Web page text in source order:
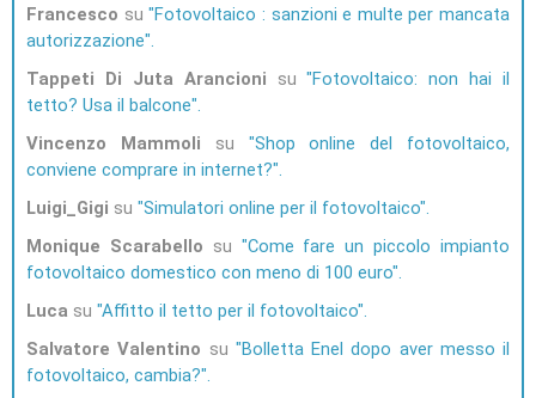
Francesco su Fotovoltaico : sanzioni e multe per mancata
autorizzazione
Tappeti Di Juta Arancioni su Fotovoltaico: non hai il
tetto? Usa il balcone
Vincenzo Mammoli su
Shop online del fotovoltaico,
conviene comprare in internet?
Luigi_Gigi su Simulatori online per il fotovoltaico
Monique Scarabello su
Come fare un piccolo impianto
fotovoltaico domestico con meno di 100 euro
Luca su Affitto il tetto per il fotovoltaico
Salvatore Valentino su
Bolletta Enel dopo aver messo il
fotovoltaico, cambia?